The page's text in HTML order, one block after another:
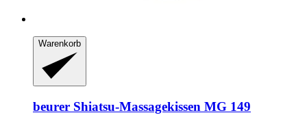
Warenkorb
beurer Shiatsu-​Massagekissen MG 149